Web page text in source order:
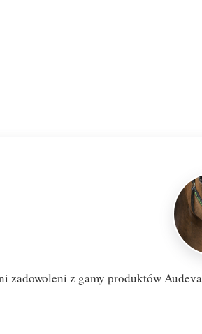
zadowoleni z gamy produktów